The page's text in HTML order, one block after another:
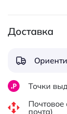
Доставка
Точки
Почтовое
почта)